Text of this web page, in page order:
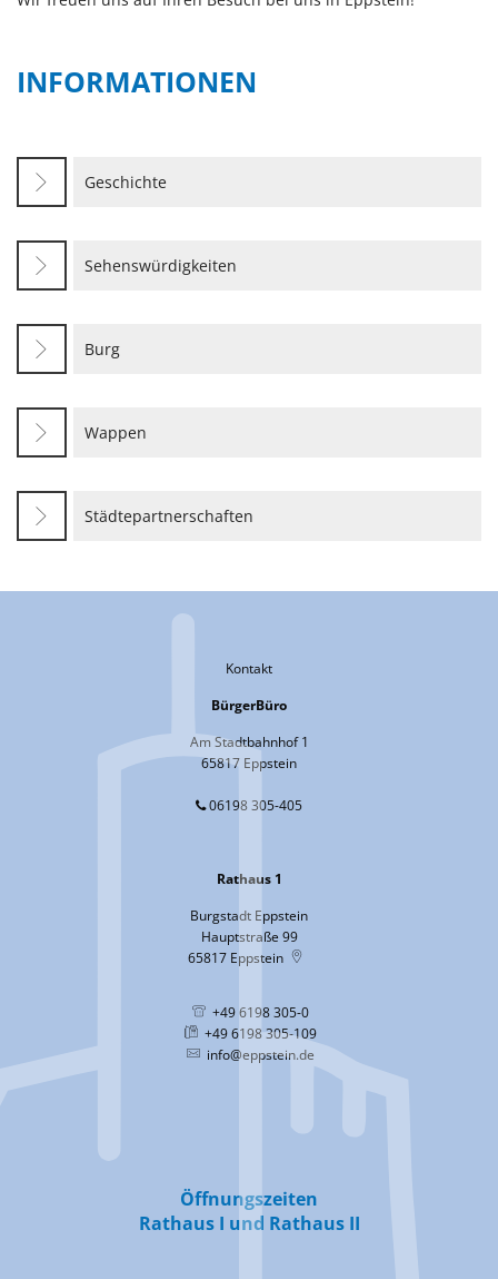
INFORMATIONEN
Geschichte
Sehenswürdigkeiten
Burg
Wappen
Städtepartnerschaften
Kontakt
BürgerBüro
Am Stadtbahnhof 1
65817 Eppstein
06198 305-405
Rathaus 1
Burgstadt Eppstein
Hauptstraße 99
65817 Eppstein
+49 6198 305-0
+49 6198 305-109
info@eppstein.de
Öffnungszeiten
Rathaus I und Rathaus II